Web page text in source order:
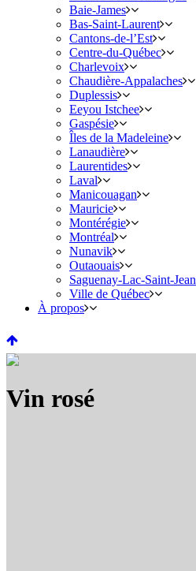
Baie-James
Bas-Saint-Laurent
Cantons-de-l’Est
Centre-du-Québec
Charlevoix
Chaudière-Appalaches
Duplessis
Eeyou Istchee
Gaspésie
Îles de la Madeleine
Lanaudière
Laurentides
Laval
Manicouagan
Mauricie
Montérégie
Montréal
Nunavik
Outaouais
Saguenay-Lac-Saint-Jean
Ville de Québec
À propos
Vin rosé